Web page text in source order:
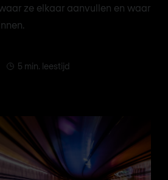
ze elkaar aanvullen en waar
5 min. leestijd